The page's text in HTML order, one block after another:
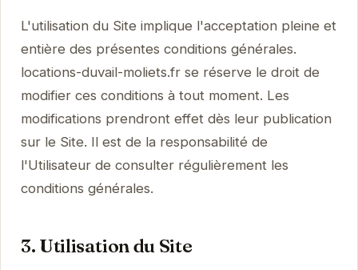
L'utilisation du Site implique l'acceptation pleine et
entière des présentes conditions générales.
locations-duvail-moliets.fr se réserve le droit de
modifier ces conditions à tout moment. Les
modifications prendront effet dès leur publication
sur le Site. Il est de la responsabilité de
l'Utilisateur de consulter régulièrement les
conditions générales.
3. Utilisation du Site